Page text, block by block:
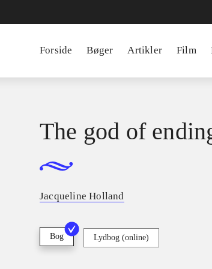
Forside Bøger Artikler Film
The god of
Jacqueline Holland
Bog Lydbog (online)